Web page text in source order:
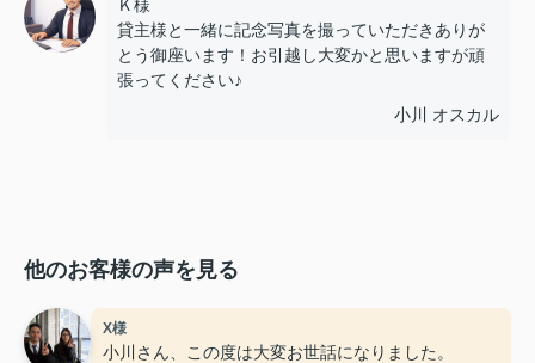
Ｋ様
貸主様と一緒に記念写真を撮っていただきありが
とう御座います！お引越し大変かと思いますが頑
張ってください♪
小川 オスカル
他のお客様の声を見る
X様
小川さん、この度は大変お世話になりました。